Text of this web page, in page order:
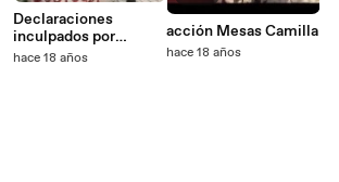
Declaraciones
inculpados por
interrumpir a Chaves
hace 18 años
acción Mesas Camilla
hace 18 años